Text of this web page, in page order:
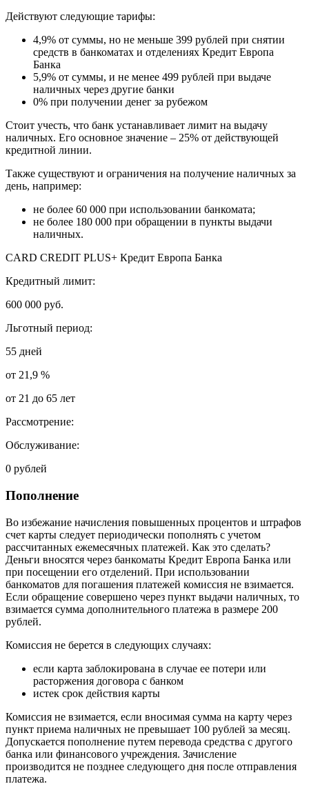
Действуют следующие тарифы:
4,9% от суммы, но не меньше 399 рублей при снятии
средств в банкоматах и отделениях Кредит Европа
Банка
5,9% от суммы, и не менее 499 рублей при выдаче
наличных через другие банки
0% при получении денег за рубежом
Стоит учесть, что банк устанавливает лимит на выдачу
наличных. Его основное значение – 25% от действующей
кредитной линии.
Также существуют и ограничения на получение наличных за
день, например:
не более 60 000 при использовании банкомата;
не более 180 000 при обращении в пункты выдачи
наличных.
CARD CREDIT PLUS+ Кредит Европа Банка
Кредитный лимит:
600 000 руб.
Льготный период:
55 дней
от 21,9 %
от 21 до 65 лет
Рассмотрение:
Обслуживание:
0 рублей
Пополнение
Во избежание начисления повышенных процентов и штрафов
счет карты следует периодически пополнять с учетом
рассчитанных ежемесячных платежей. Как это сделать?
Деньги вносятся через банкоматы Кредит Европа Банка или
при посещении его отделений. При использовании
банкоматов для погашения платежей комиссия не взимается.
Если обращение совершено через пункт выдачи наличных, то
взимается сумма дополнительного платежа в размере 200
рублей.
Комиссия не берется в следующих случаях:
если карта заблокирована в случае ее потери или
расторжения договора с банком
истек срок действия карты
Комиссия не взимается, если вносимая сумма на карту через
пункт приема наличных не превышает 100 рублей за месяц.
Допускается пополнение путем перевода средства с другого
банка или финансового учреждения. Зачисление
производится не позднее следующего дня после отправления
платежа.